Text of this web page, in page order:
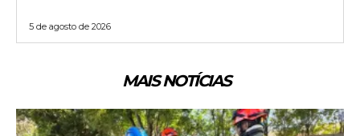
5 de agosto de 2026
MAIS NOTÍCIAS